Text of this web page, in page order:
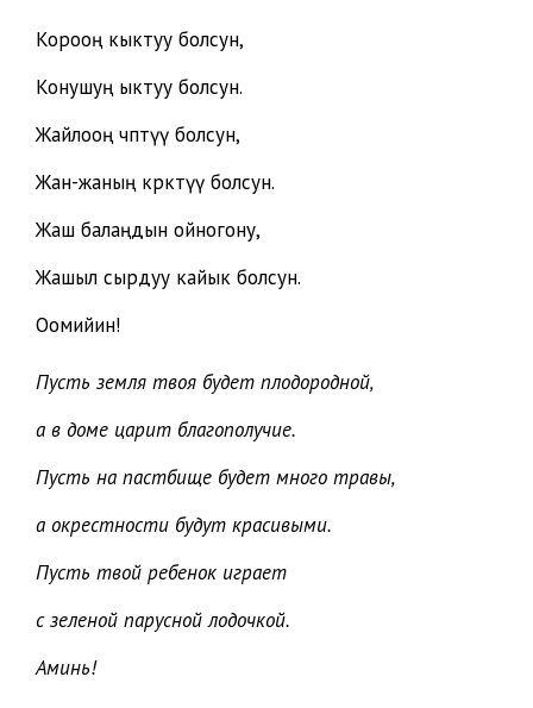
Корооң кыктуу болсун,
Конушуң ыктуу болсун.
Жайлооң чөптүү болсун,
Жан-жаның көрктүү болсун.
Жаш балаңдын ойногону,
Жашыл сырдуу кайык болсун.
Оомийин!
Пусть земля твоя будет плодородной,
а в доме царит благополучие.
Пусть на пастбище будет много травы,
а окрестности будут красивыми.
Пусть твой ребенок играет
с зеленой парусной лодочкой.
Аминь!